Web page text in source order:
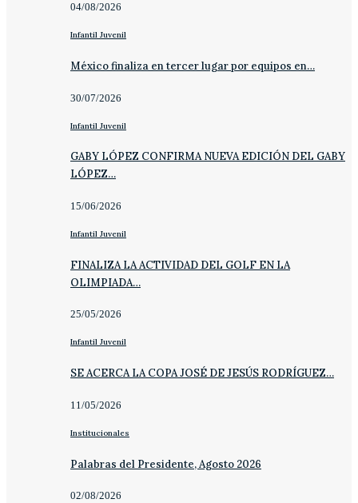
04/08/2026
Infantil Juvenil
México finaliza en tercer lugar por equipos en…
30/07/2026
Infantil Juvenil
GABY LÓPEZ CONFIRMA NUEVA EDICIÓN DEL GABY
LÓPEZ…
15/06/2026
Infantil Juvenil
FINALIZA LA ACTIVIDAD DEL GOLF EN LA
OLIMPIADA…
25/05/2026
Infantil Juvenil
SE ACERCA LA COPA JOSÉ DE JESÚS RODRÍGUEZ…
11/05/2026
Institucionales
Palabras del Presidente, Agosto 2026
02/08/2026